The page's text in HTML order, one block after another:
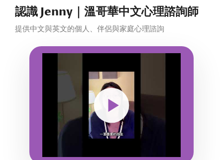
認識 Jenny｜溫哥華中文心理諮詢師
提供中文與英文的個人、伴侶與家庭心理諮詢